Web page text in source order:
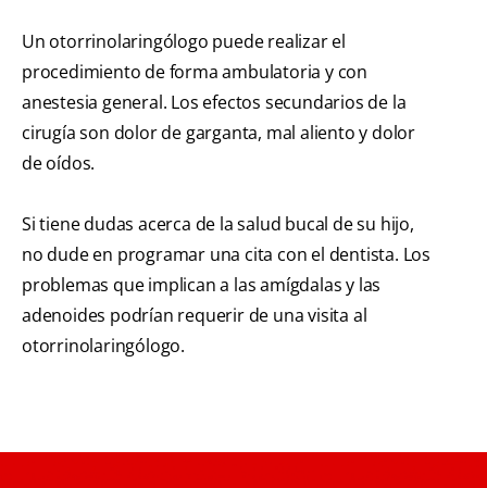
Un otorrinolaringólogo puede realizar el
procedimiento de forma ambulatoria y con
anestesia general. Los efectos secundarios de la
cirugía son dolor de garganta, mal aliento y dolor
de oídos.
Si tiene dudas acerca de la salud bucal de su hijo,
no dude en programar una cita con el dentista. Los
problemas que implican a las amígdalas y las
adenoides podrían requerir de una visita al
otorrinolaringólogo.